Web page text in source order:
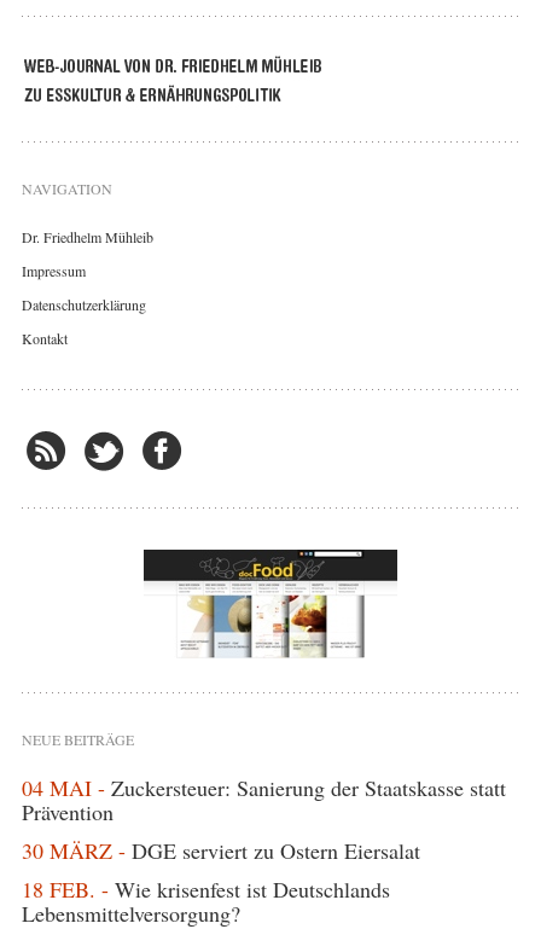
NAVIGATION
Dr. Friedhelm Mühleib
Impressum
Datenschutzerklärung
Kontakt
NEUE BEITRÄGE
04 MAI - Zuckersteuer: Sanierung der Staatskasse statt
Prävention
30 MÄRZ - DGE serviert zu Ostern Eiersalat
18 FEB. - Wie krisenfest ist Deutschlands
Lebensmittelversorgung?